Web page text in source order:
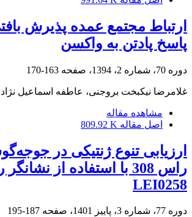
ارتباط مجتمع عمده پذیرش
پاسخ پادتن به واکسن
دوره 70، شماره 2، 1394، صفحه 163-170
غلامرضا نیکبخت بروجنی، عاطفه اسماعیل
مشاهده مقاله
اصل مقاله 809.92 K
ارزیابی تنوع ژنتیکی در
راس 308 با استفاده از
LEI0258
دوره 77، شماره 3، پاییز 1401، صفحه 187-195